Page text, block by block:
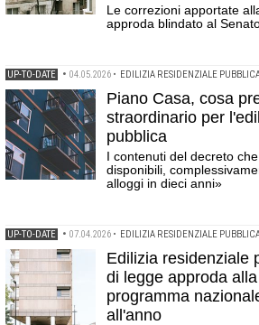
Le correzioni apportate
approda blindato al
UP-TO-DATE • 04.05.2026 • EDILIZIA RESIDENZIALE
Piano Casa, cosa
straordinario per
pubblica
I contenuti del decreto
disponibili,
alloggi in dieci anni»
UP-TO-DATE • 07.04.2026 • EDILIZIA RESIDENZIALE
Edilizia residenziale
di legge approda
programma
all'anno